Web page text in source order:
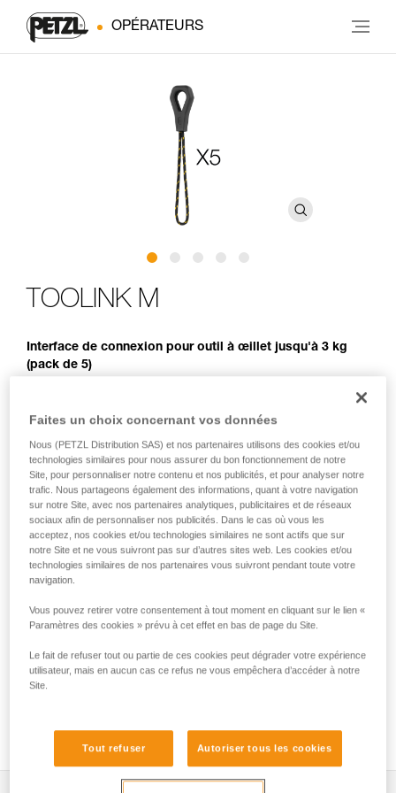
OPÉRATEURS
TOOLINK M
Interface de connexion pour outil à œillet jusqu'à 3 kg
(pack de 5)
TOOLINK M est une interface qui permet de connecter et de
sécuriser un outil à œillet intégré jusqu'à 3 kg, lors des
permet un clippage et déclippage rapides, pour des
manipulations facilitées.
HOW TO Use our solutions for dropped tool
prevention
Faites un choix concernant vos données
Nous (PETZL Distribution SAS) et nos partenaires utilisons des cookies et/ou
technologies similaires pour nous assurer du bon fonctionnement de notre
Site, pour personnaliser notre contenu et nos publicités, et pour analyser notre
trafic. Nous partageons également des informations, quant à votre navigation
sur notre Site, avec nos partenaires analytiques, publicitaires et de réseaux
sociaux afin de personnaliser nos publicités. Dans le cas où vous les
acceptez, nos cookies et/ou technologies similaires ne sont actifs que sur
notre Site et ne vous suivront pas sur d’autres sites web. Les cookies et/ou
technologies similaires de nos partenaires vous suivront pendant toute votre
navigation.
Vous pouvez retirer votre consentement à tout moment en cliquant sur le lien «
Paramètres des cookies » prévu à cet effet en bas de page du Site.
Le fait de refuser tout ou partie de ces cookies peut dégrader votre expérience
utilisateur, mais en aucun cas ce refus ne vous empêchera d’accéder à notre
Site.
Tout refuser Autoriser tous les cookies